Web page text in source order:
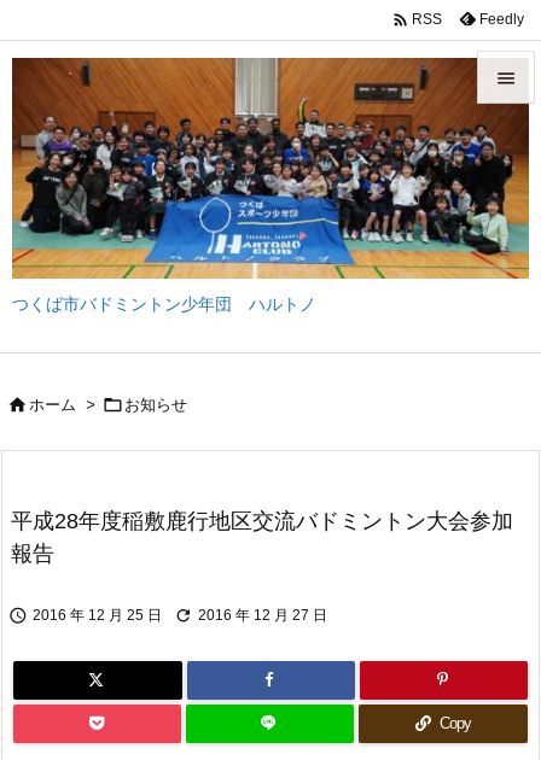
つくば市バドミントン少年団 ハルトノ


メニュ

サイド

前へ
 RSS Feedly
ホーム >  お知らせ
平成28年度稲敷鹿行地区交流バドミントン大会参加
報告
 2016 年 12 月 25 日  2016 年 12 月 27 日
Copy